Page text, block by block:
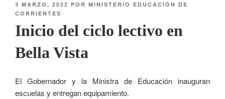
3 MARZO, 2022 POR MINISTERIO EDUCACIÓN DE
CORRIENTES
Inicio del ciclo lectivo en
Bella Vista
El Gobernador y la Ministra de Educación inauguran
escuelas y entregan equipamiento.